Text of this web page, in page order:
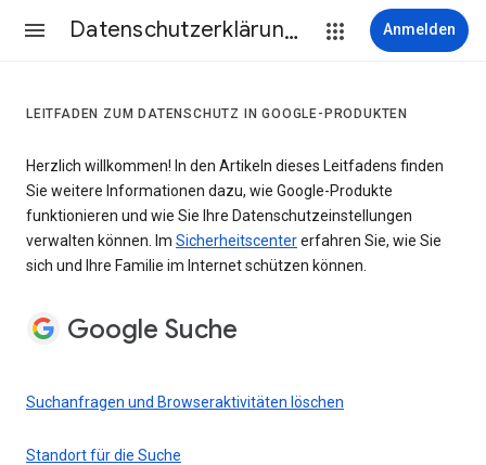
Datenschutzerklärung & Nutzungsbedingungen Anmelden
LEITFADEN ZUM DATENSCHUTZ IN GOOGLE-PRODUKTEN
Herzlich willkommen! In den Artikeln dieses Leitfadens finden
Sie weitere Informationen dazu, wie Google-Produkte
funktionieren und wie Sie Ihre Datenschutzeinstellungen
verwalten können. Im Sicherheitscentererfahren Sie, wie Sie
sich und Ihre Familie im Internet schützen können.
Google Suche
Suchanfragen und Browseraktivitäten löschen
Standort für die Suche